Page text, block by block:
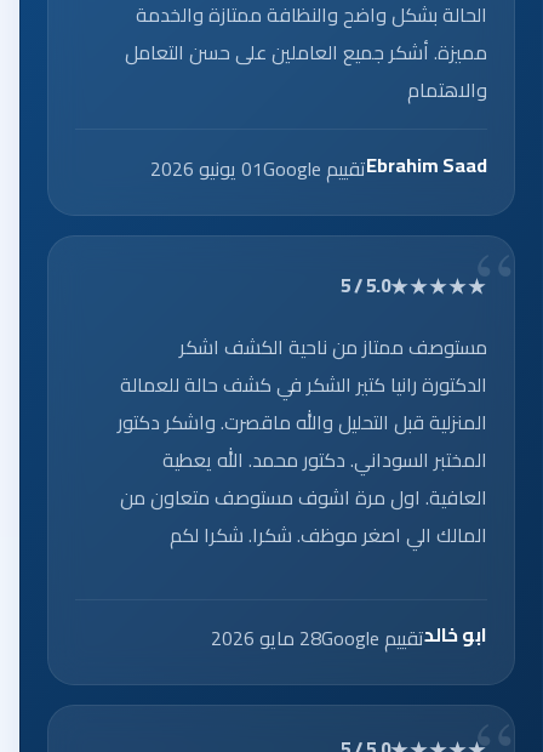
الحالة بشكل واضح والنظافة ممتازة والخدمة
مميزة. أشكر جميع العاملين على حسن التعامل
والاهتمام
Ebrahim Saadتقييم Google 01 يونيو 2026
★★★★★
5.0 / 5
مستوصف ممتاز من ناحية الكشف اشكر
الدكتورة رانيا كتير الشكر في كشف حالة للعمالة
المنزلية قبل التحليل والله ماقصرت. واشكر دكتور
المختبر السوداني. دكتور محمد. الله يعطية
العافية. اول مرة اشوف مستوصف متعاون من
المالك الي اصغر موظف. شكرا. شكرا لكم
ابو خالدتقييم Google 28 مايو 2026